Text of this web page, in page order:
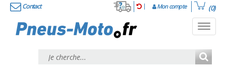
Contact Mon compte (0)